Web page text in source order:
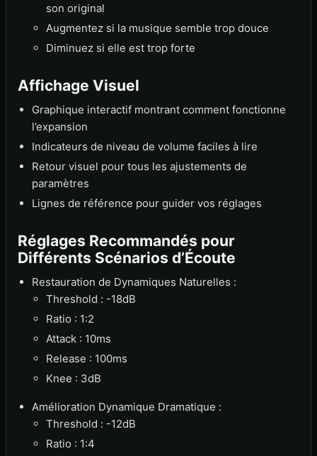
son original
Augmentez si la musique semble trop douce
Diminuez si elle est trop forte
Affichage Visuel
Graphique interactif montrant comment fonctionne
l’expansion
Indicateurs de niveau de volume faciles à lire
Retour visuel pour tous les ajustements de
paramètres
Lignes de référence pour guider vos réglages
Réglages Recommandés pour
Différents Scénarios d’Écoute
Restauration de Dynamiques Naturelles :
Threshold : -18dB
Ratio : 1:2
Attack : 10ms
Release : 100ms
Knee : 3dB
Amélioration Dynamique Dramatique :
Threshold : -12dB
Ratio : 1:4